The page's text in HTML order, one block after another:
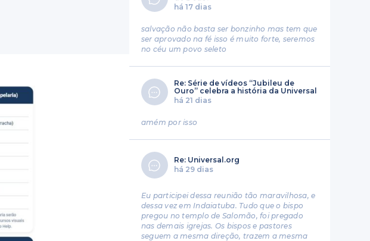
há 17 dias
salvação não basta ser bonzinho mas tem que
ser aprovado na fé isso é muito forte, seremos
no céu um povo seleto
Re: Série de vídeos “Jubileu de
Ouro” celebra a história da Universal
há 21 dias
amém por isso
Re: Universal.org
há 29 dias
Eu participei dessa reunião tão maravilhosa, e
dessa vez em Indaiatuba. Tudo que o bispo
pregou no templo de Salomão, foi pregado
nas demais igrejas. Os bispos e pastores
seguem a mesma direção, trazem a mesma